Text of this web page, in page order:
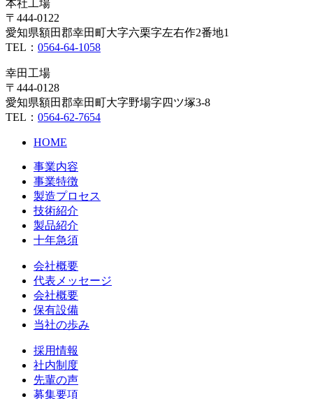
本社工場
〒444-0122
愛知県額田郡幸田町大字六栗字左右作2番地1
TEL： 0564-64-1058
幸田工場
〒444-0128
愛知県額田郡幸田町大字野場字四ツ塚3-8
TEL： 0564-62-7654
HOME
事業内容
事業特徴
製造プロセス
技術紹介
製品紹介
十年急須
会社概要
代表メッセージ
会社概要
保有設備
当社の歩み
採用情報
社内制度
先輩の声
募集要項